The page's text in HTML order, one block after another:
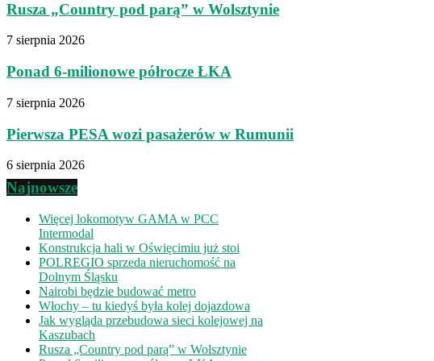
Rusza „Country pod parą” w Wolsztynie
7 sierpnia 2026
Ponad 6-milionowe półrocze ŁKA
7 sierpnia 2026
Pierwsza PESA wozi pasażerów w Rumunii
6 sierpnia 2026
Najnowsze
Więcej lokomotyw GAMA w PCC
Intermodal
Konstrukcja hali w Oświęcimiu już stoi
POLREGIO sprzeda nieruchomość na
Dolnym Śląsku
Nairobi będzie budować metro
Włochy – tu kiedyś była kolej dojazdowa
Jak wygląda przebudowa sieci kolejowej na
Kaszubach
Rusza „Country pod parą” w Wolsztynie